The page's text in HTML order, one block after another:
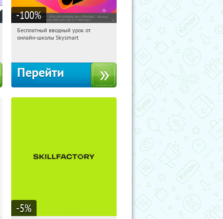
-100%
00:09:19
Получи первым!
Бесплатный вводный урок от
онлайн-школы Skysmart
Перейти
-5%